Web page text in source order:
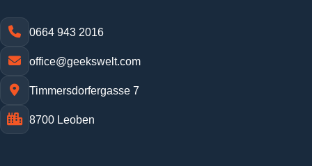
0664 943 2016
office@geekswelt.com
Timmersdorfergasse 7
8700 Leoben